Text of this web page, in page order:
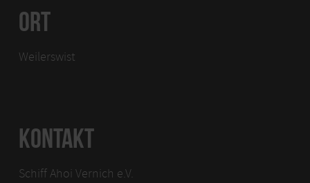
ORT
Weilerswist
KONTAKT
Schiff Ahoi Vernich e.V.